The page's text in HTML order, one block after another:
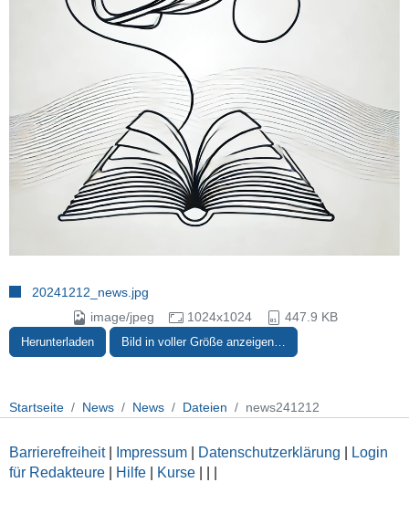
20241212_news.jpg
image/jpeg
1024x1024 447.9 KB
Herunterladen Bild in voller Größe anzeigen…
Startseite News News Dateien news241212
Barrierefreiheit| Impressum Datenschutzerklärung
Login
für Redakteure
Hilfe Kurse